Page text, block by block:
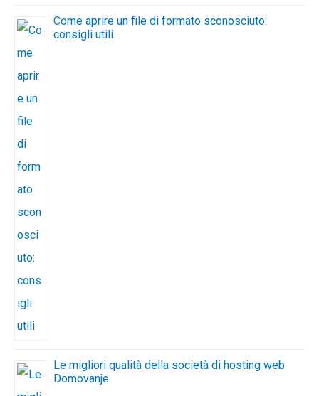
Come aprire un file di formato sconosciuto:
consigli utili
Le migliori qualità della società di hosting web
Domovanje